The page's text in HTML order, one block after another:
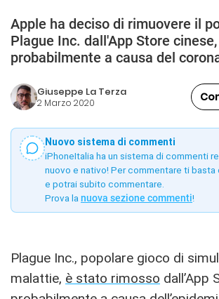
Apple ha deciso di rimuovere il
Plague Inc. dall'App Store
probabilmente a causa del
Giuseppe La Terza
2 Marzo 2020
Nuovo sistema di commenti
iPhoneItalia ha un sistema di commenti
nuovo e nativo! Per commentare ti basta
e potrai subito commentare.
Prova la nuova sezione commenti!
Plague Inc., popolare gioco di
malattie, è stato rimosso dall’App